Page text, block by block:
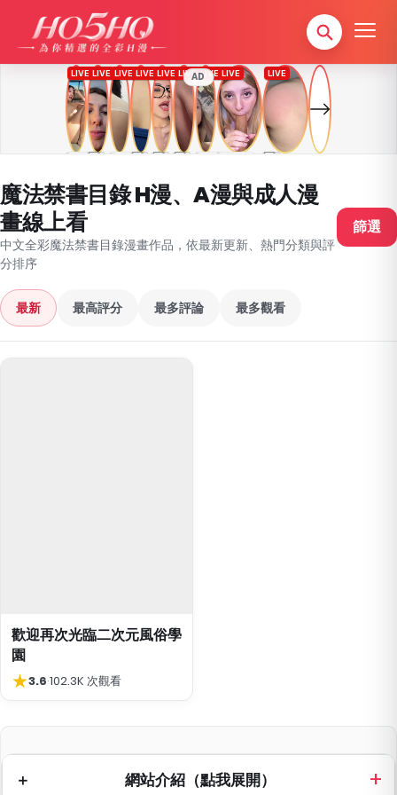
AD
魔法禁書目錄 H漫、A漫與成人漫
畫線上看
中文全彩魔法禁書目錄漫畫作品，依最新更新、熱門分類與評
分排序
篩選
最新 最高評分 最多評論 最多觀看
歡迎再次光臨二次元風俗學
園
★3.6·102.3K 次觀看
網站介紹（點我展開）